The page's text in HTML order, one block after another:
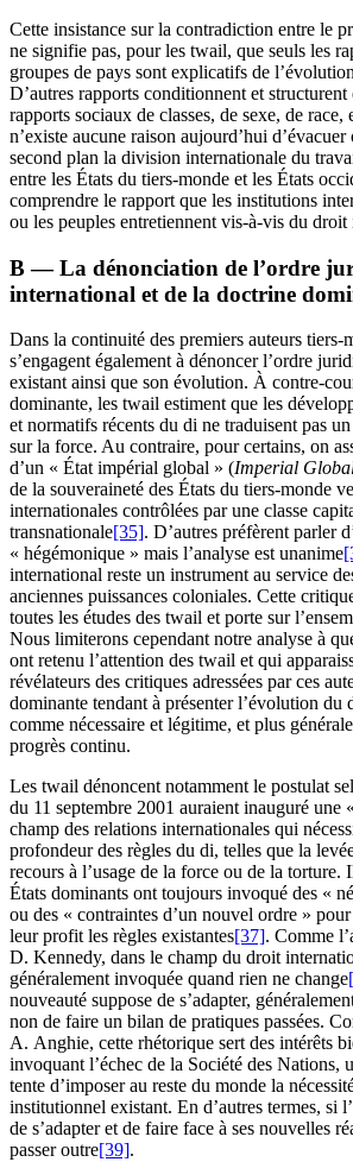
Cette insistance sur la contradiction entre le
ne signifie pas, pour les twail, que seuls les
groupes de pays sont explicatifs de
D’autres rapports conditionnent et
rapports sociaux de classes, de sexe, de race,
n’existe aucune raison aujourd’hui
second plan la division internationale du
entre les États du tiers-monde et les États
comprendre le rapport que les institutions
ou les peuples entretiennent vis-à-vis du droit
B — La dénonciation de l’ordre
international et de la doctrine
Dans la continuité des premiers auteurs tiers-
s’engagent également à dénoncer l’ordre
existant ainsi que son évolution. À contre-
dominante, les twail estiment que les
et normatifs récents du di ne traduisent pas
sur la force. Au contraire, pour certains, on
d’un « État impérial global » (Imperial
de la souveraineté des États du tiers-monde
internationales contrôlées par une classe
transnationale[35]. D’autres préfèrent parler
« hégémonique » mais l’analyse est unanime
international reste un instrument au service
anciennes puissances coloniales. Cette
toutes les études des twail et porte sur
Nous limiterons cependant notre analyse à
ont retenu l’attention des twail et qui
révélateurs des critiques adressées par ces
dominante tendant à présenter l’évolution du
comme nécessaire et légitime, et plus
progrès continu.
Les twail dénoncent notamment le postulat
du 11 septembre 2001 auraient inauguré une
champ des relations internationales qui
profondeur des règles du di, telles que la
recours à l’usage de la force ou de la torture.
États dominants ont toujours invoqué des «
ou des « contraintes d’un nouvel ordre »
leur profit les règles existantes[37]. Comme
D. Kennedy, dans le champ du droit
généralement invoquée quand rien ne change
nouveauté suppose de s’adapter,
non de faire un bilan de pratiques passées.
A. Anghie, cette rhétorique sert des intérêts
invoquant l’échec de la Société des Nations,
tente d’imposer au reste du monde la
institutionnel existant. En d’autres termes, si l’
de s’adapter et de faire face à ses nouvelles
passer outre[39].